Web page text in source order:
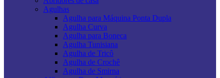
Agulhas
Agulha para Máquina Ponta Dupla
Agulha Curva
Agulha para Boneca
Agulha Tunisiana
Agulha de Tricô
Agulha de Crochê
Agulha de Smirna